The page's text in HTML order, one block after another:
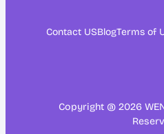
Contact USBlogTerms of
Copyright @ 2026